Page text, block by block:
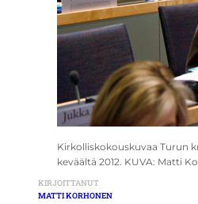
Kirkolliskokouskuvaa Turun
keväältä 2012. KUVA: Matti
KIRJOITTANUT
MATTI KORHONEN